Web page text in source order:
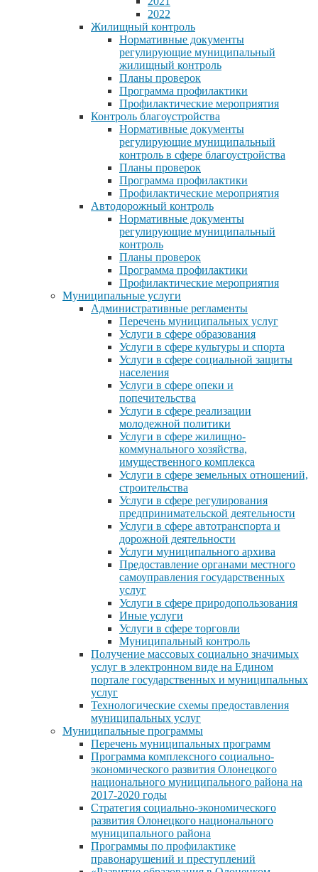
2022
Жилищный контроль
Нормативные документы
регулирующие муниципальный
жилищный контроль
Планы проверок
Программа профилактики
Профилактические мероприятия
Контроль благоустройства
Нормативные документы
регулирующие муниципальный
контроль в сфере благоустройства
Планы проверок
Программа профилактики
Профилактические мероприятия
Автодорожный контроль
Нормативные документы
регулирующие муниципальный
контроль
Планы проверок
Программа профилактики
Профилактические мероприятия
Муниципальные услуги
Административные регламенты
Перечень муниципальных услуг
Услуги в сфере образования
Услуги в сфере культуры и спорта
Услуги в сфере социальной защиты
населения
Услуги в сфере опеки и
попечительства
Услуги в сфере реализации
молодежной политики
Услуги в сфере жилищно-
коммунального хозяйства,
имущественного комплекса
Услуги в сфере земельных отношений,
строительства
Услуги в сфере регулирования
предпринимательской деятельности
Услуги в сфере автотранспорта и
дорожной деятельности
Услуги муниципального архива
Предоставление органами местного
самоуправления государственных
услуг
Услуги в сфере природопользования
Иные услуги
Услуги в сфере торговли
Муниципальный контроль
Получение массовых социально значимых
услуг в электронном виде на Едином
портале государственных и муниципальных
услуг
Технологические схемы предоставления
муниципальных услуг
Муниципальные программы
Перечень муниципальных программ
Программа комплексного социально-
экономического развития Олонецкого
национального муниципального района на
2017-2020 годы
Стратегия социально-экономического
развития Олонецкого национального
муниципального района
Программы по профилактике
правонарушений и преступлений